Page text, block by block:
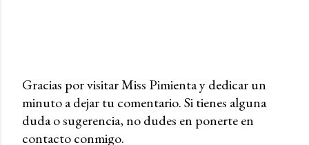
P
u
b
Gracias por visitar Miss Pimienta y dedicar un
minuto a dejar tu comentario. Si tienes alguna
duda o sugerencia, no dudes en ponerte en
contacto conmigo.